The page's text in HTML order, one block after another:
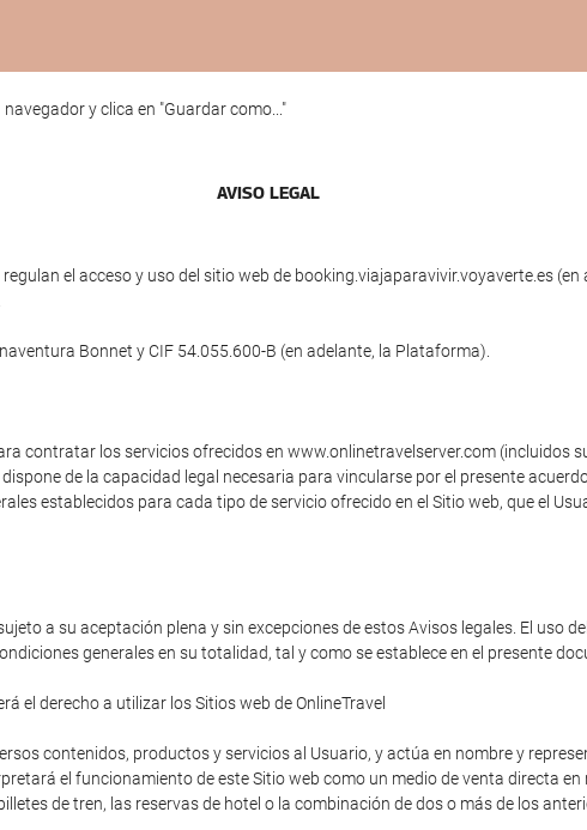
y clica en "Guardar como..."
AVISO LEGAL
el acceso y uso del sitio web de booking.viajaparavivir.voyaverte.es
Bonnet y CIF 54.055.600-B (en adelante, la Plataforma).
contratar los servicios ofrecidos en www.onlinetravelserver.com (incluidos
de la capacidad legal necesaria para vincularse por el presente
establecidos para cada tipo de servicio ofrecido en el Sitio web, que el
a su aceptación plena y sin excepciones de estos Avisos legales. El uso
generales en su totalidad, tal y como se establece en el presente
el derecho a utilizar los Sitios web de OnlineTravel
contenidos, productos y servicios al Usuario, y actúa en nombre y
el funcionamiento de este Sitio web como un medio de venta directa
de tren, las reservas de hotel o la combinación de dos o más de los